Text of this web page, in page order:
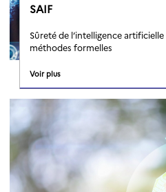
SAIF
Sûreté de l’intelligence
méthodes formelles
Voir plus